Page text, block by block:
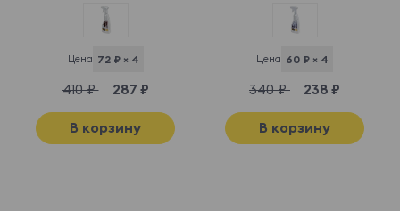
Цена 72 ₽ × 4
410 ₽ 287 ₽
В корзину
Цена 60 ₽ × 4
340 ₽ 238 ₽
В корзину